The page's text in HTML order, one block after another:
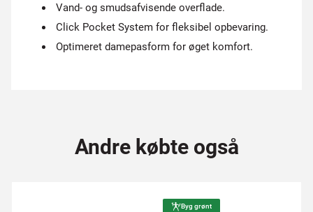
Vand- og smudsafvisende overflade.
Click Pocket System for fleksibel opbevaring.
Optimeret damepasform for øget komfort.
Andre købte også
Byg grønt